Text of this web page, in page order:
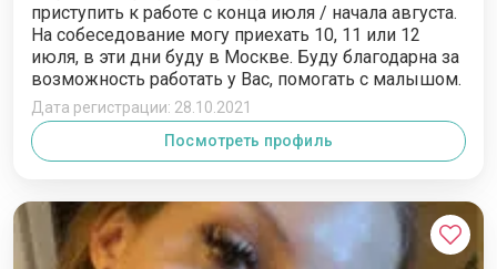
приступить к работе с конца июля / начала августа.
На собеседование могу приехать 10, 11 или 12
июля, в эти дни буду в Москве. Буду благодарна за
возможность работать у Вас, помогать с малышом.
Дата регистрации: 28.10.2021
Посмотреть профиль